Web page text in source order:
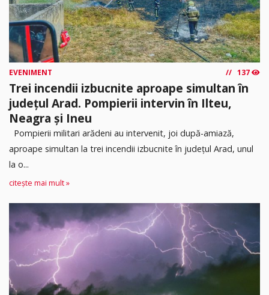
EVENIMENT 137
Trei incendii izbucnite aproape simultan în
județul Arad. Pompierii intervin în Ilteu,
Neagra și Ineu
Pompierii militari arădeni au intervenit, joi după-amiază,
aproape simultan la trei incendii izbucnite în județul Arad, unul
la o...
citește mai mult »